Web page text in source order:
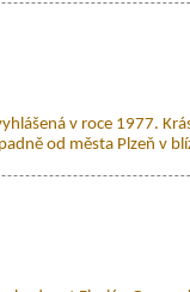
v roce 1977.
od města Plzeň v